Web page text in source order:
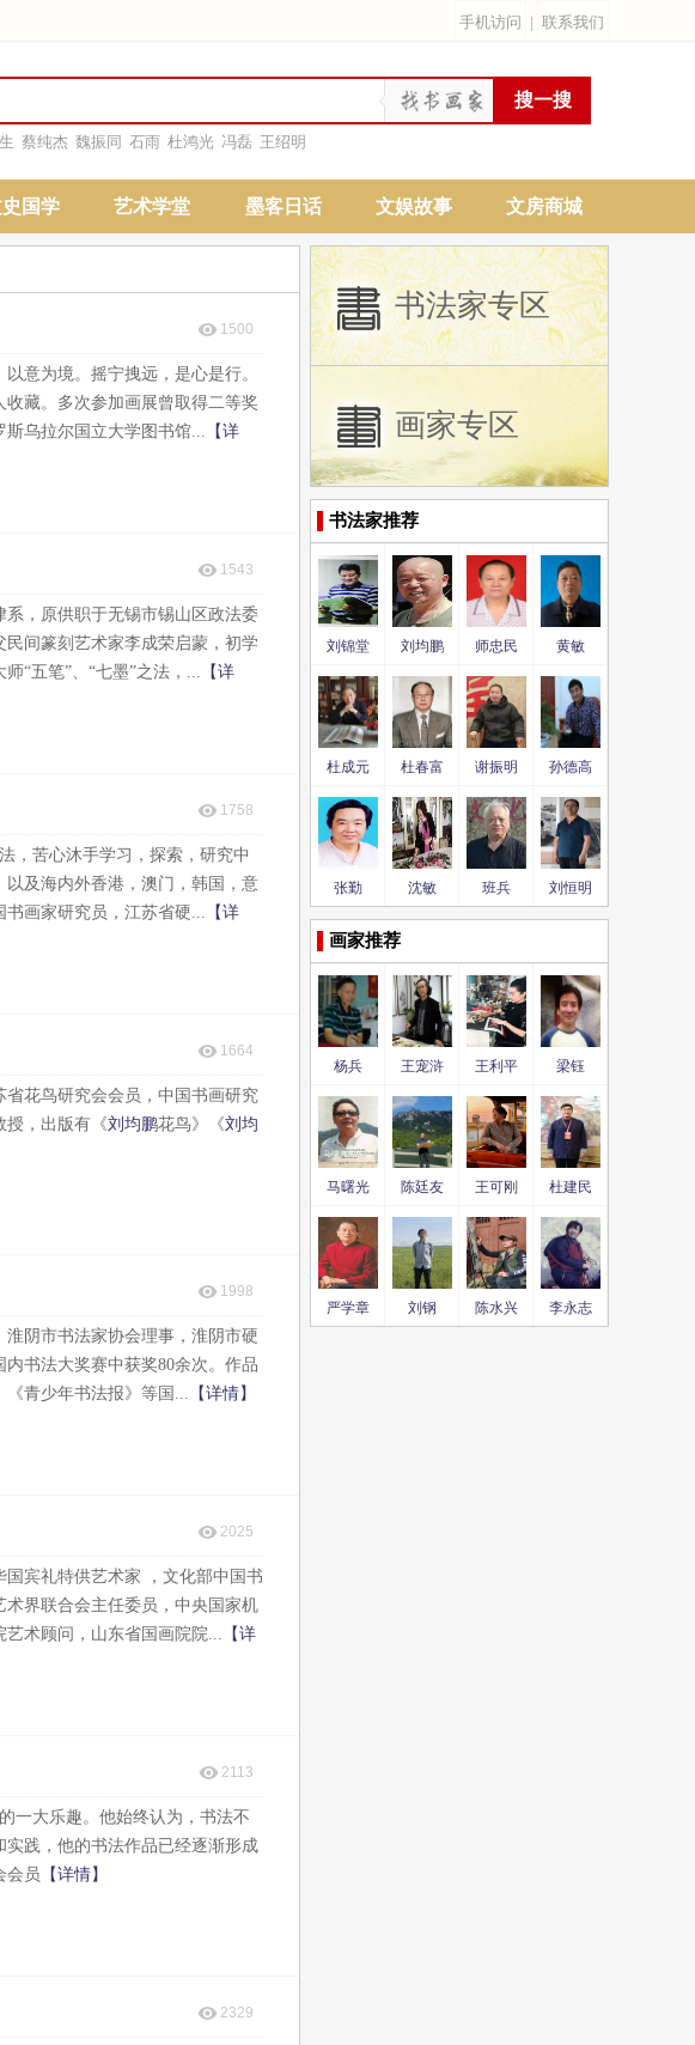
手机访问 | 联系我们
蔡纯杰 魏振同 石雨 杜鸿光 冯磊 王绍明
国学 艺术学堂 墨客日话 文娱故事 文房商城
1500
意为境。摇宁拽远，是心是行。
藏。多次参加画展曾取得二等奖
乌拉尔国立大学图书馆... 【详
1543
系，原供职于无锡市锡山区政法委
间篆刻艺术家李成荣启蒙，初学
“五笔”、“七墨”之法，... 【详
1758
，苦心沐手学习，探索，研究中
及海内外香港，澳门，韩国，意
画家研究员，江苏省硬... 【详
1664
省花鸟研究会会员，中国书画研究
授，出版有《刘均鹏花鸟》《刘均
1998
阴市书法家协会理事，淮阴市硬
书法大奖赛中获奖80余次。作品
青少年书法报》等国... 【详情】
2025
宾礼特供艺术家 ，文化部中国书
界联合会主任委员，中央国家机
术顾问，山东省国画院院... 【详
2113
一大乐趣。他始终认为，书法不
践，他的书法作品已经逐渐形成
会员 【详情】
2329
书法家专区
画家专区
书法家推荐
刘锦堂 刘均鹏 师忠民 黄敏
杜成元 杜春富 ​谢振明 孙德高
张勤 沈敏 班兵 刘恒明
画家推荐
杨兵 王宠浒 王利平 梁钰
马曙光 陈廷友 王可刚 杜建民
严学章 刘钢 陈水兴 李永志